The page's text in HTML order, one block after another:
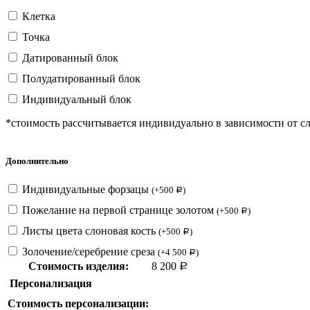
Клетка
Точка
Датированный блок
Полудатированный блок
Индивидуальный блок
*стоимость рассчитывается индивидуально в зависимости от
Дополнительно
Индивидуальные форзацы (+500 Р)
Пожелание на первой странице золотом (+500 Р)
Листы цвета слоновая кость (+500 Р)
Золочение/серебрение среза (+4 500 Р)
Стоимость изделия: 8 200 Р
Персонализация
Стоимость персонализации: